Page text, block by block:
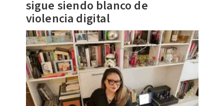
sigue siendo blanco de
violencia digital